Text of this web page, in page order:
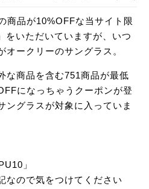
ン＆セール
商品が10%OFFな当サイト限
をいただいていますが、いつ
オークリーのサングラス。
な商品を含む751商品が最低
になっちゃうクーポンが登
ングラスが対象に入っていま
」
なので気をつけてください